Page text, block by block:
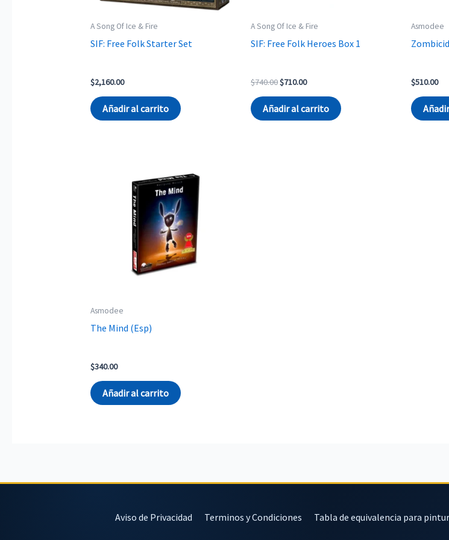
A Song Of Ice & Fire
SIF: Free Folk Starter Set
$2,160.00
Añadir al carrito
A Song Of Ice & Fire
SIF: Free Folk Heroes Box 1
$740.00Original
was:
$740.00.
$710.00Current
$710.00.
Añadir al carrito
Asmodee
$510.00
Asmodee
The Mind (Esp)
$340.00
Añadir al carrito
Aviso de Privacidad Terminos y Condiciones Tabla de equivalencia para